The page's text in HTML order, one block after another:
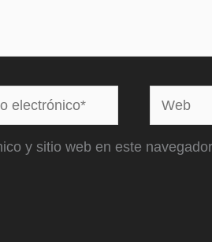
Web
y sitio web en este